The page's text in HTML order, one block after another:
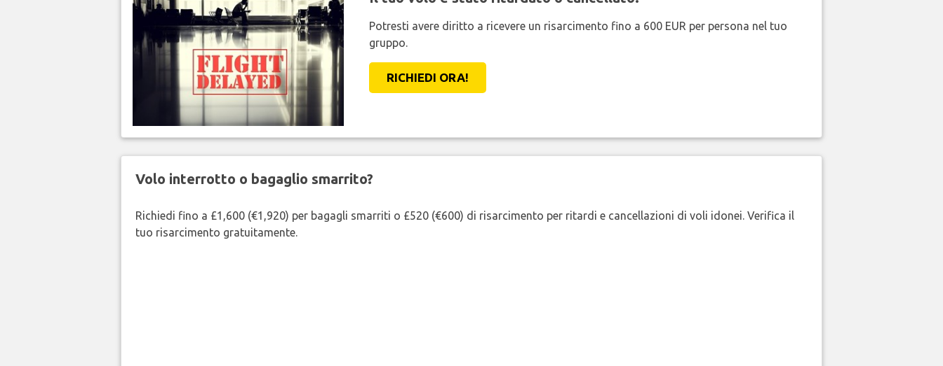
Potresti avere diritto a ricevere un risarcimento fino a 600 EUR per persona nel tuo
gruppo.
RICHIEDI ORA!
Volo interrotto o bagaglio smarrito?
Richiedi fino a £1,600 (€1,920) per bagagli smarriti o £520 (€600) di risarcimento per ritardi e cancellazioni di voli idonei. Verifica il
tuo risarcimento gratuitamente.